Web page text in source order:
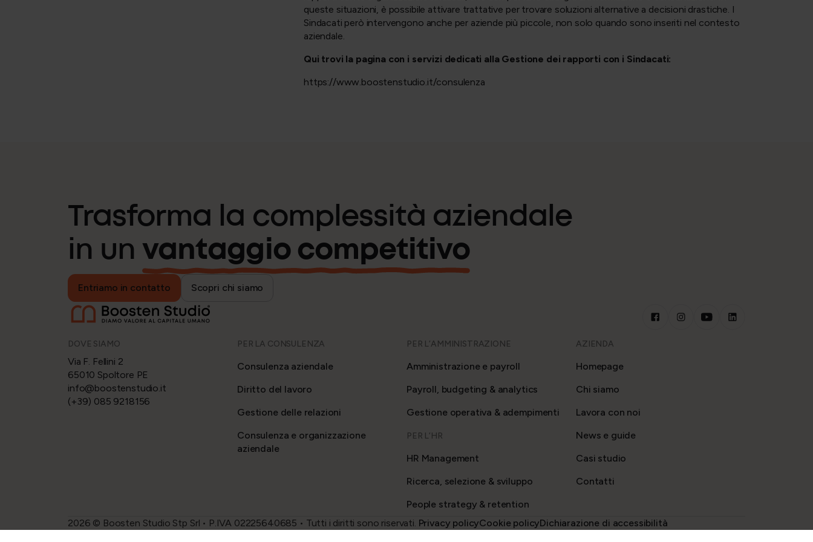
queste situazioni, è possibile attivare trattative per trovare soluzioni alternative a decisioni drastiche. I
Sindacati però intervengono anche per aziende più piccole, non solo quando sono inseriti nel contesto
aziendale.
Qui trovi la pagina con i servizi dedicati alla Gestione dei rapporti con i Sindacati:
https://www.boostenstudio.it/consulenza
Trasforma la complessità aziendale
in unvantaggio competitivo
Entriamo in contatto Scopri chi siamo
DOVE SIAMO
Via F. Fellini 2
65010 Spoltore PE
info@boostenstudio.it
(+39) 085 9218156
PER LA CONSULENZA
Consulenza aziendale
Diritto del lavoro
Gestione delle relazioni
Consulenza e organizzazione
aziendale
PER L’AMMINISTRAZIONE
Amministrazione e payroll
Payroll, budgeting & analytics
Gestione operativa & adempimenti
PER L’HR
HR Management
Ricerca, selezione & sviluppo
People strategy & retention
AZIENDA
Homepage
Chi siamo
Lavora con noi
News e guide
Casi studio
Contatti
2026 © Boosten Studio Stp Srl • P.IVA 02225640685 • Tutti i diritti sono riservati. Privacy policyCookie policyDichiarazione di accessibilità